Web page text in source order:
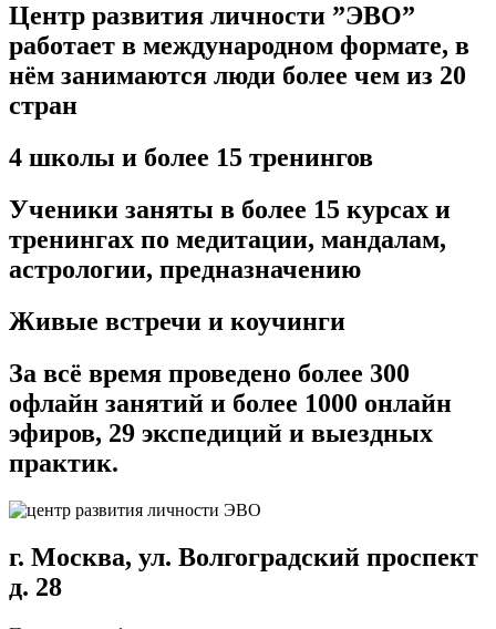
Центр развития личности ”ЭВО”
работает в международном формате, в
нём занимаются люди более чем из 20
стран
4 школы и более 15 тренингов
Ученики заняты в более 15 курсах и
тренингах по медитации, мандалам,
астрологии, предназначению
Живые встречи и коучинги
За всё время проведено более 300
офлайн занятий и более 1000 онлайн
эфиров, 29 экспедиций и выездных
практик.
г. Москва, ул. Волгоградский проспект
д. 28